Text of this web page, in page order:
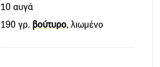
10 αυγά
190 γρ. βούτυρο, λιωμένο